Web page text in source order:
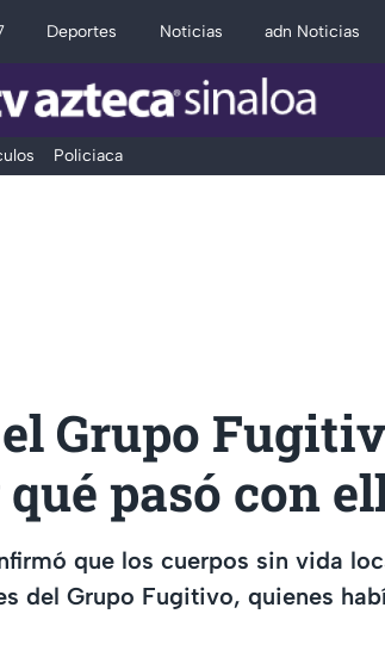
Deportes Noticias adn Noticias
Policiaca
Grupo
pasó con
que los cuerpos sin vida
del Grupo Fugitivo, quienes